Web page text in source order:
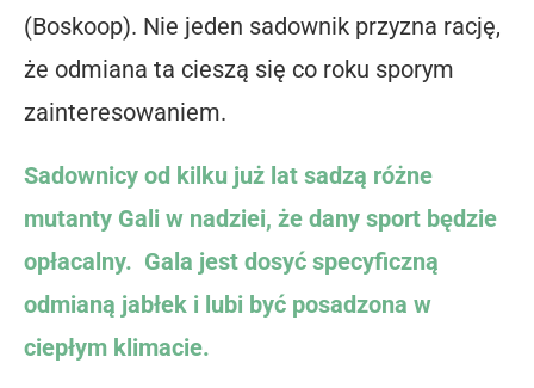
(Boskoop). Nie jeden sadownik przyzna rację,
że odmiana ta cieszą się co roku sporym
zainteresowaniem.
Sadownicy od kilku już lat sadzą różne
mutanty Gali w nadziei, że dany sport będzie
opłacalny. Gala jest dosyć specyficzną
odmianą jabłek i lubi być posadzona w
ciepłym klimacie.